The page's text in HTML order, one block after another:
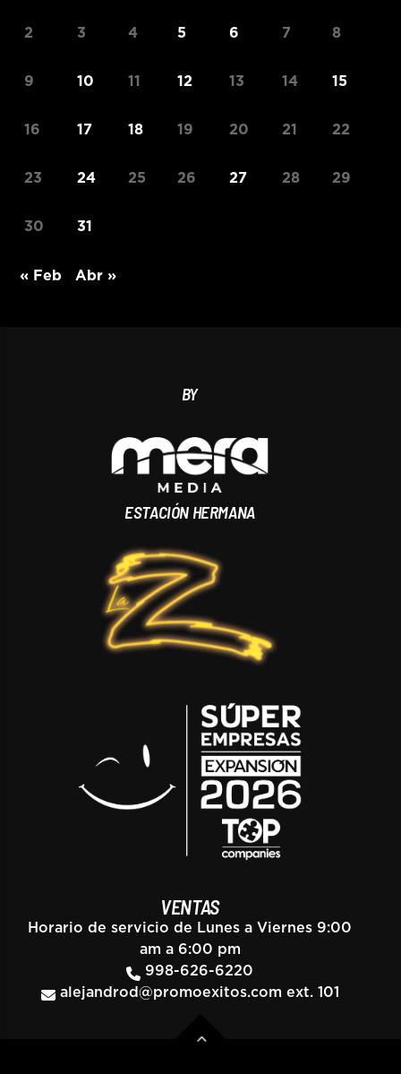
2 3 4 5 6 7 8
9 10 11 12 13 14 15
16 17 18 19 20 21 22
23 24 25 26 27 28 29
30 31
« Feb Abr »
BY
ESTACIÓN HERMANA
VENTAS
Horario de servicio de Lunes a Viernes 9:00
am a 6:00 pm
998-626-6220
alejandrod@promoexitos.com ext. 101